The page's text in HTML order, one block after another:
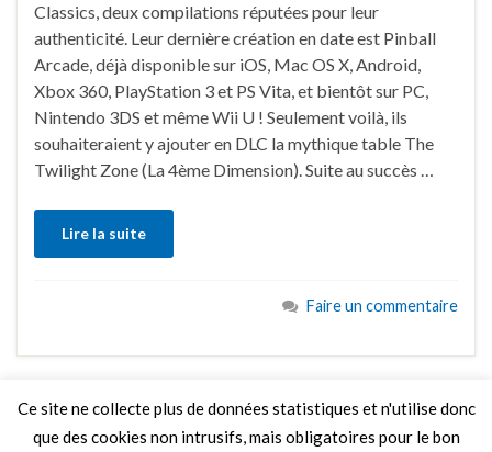
Classics, deux compilations réputées pour leur
authenticité. Leur dernière création en date est Pinball
Arcade, déjà disponible sur iOS, Mac OS X, Android,
Xbox 360, PlayStation 3 et PS Vita, et bientôt sur PC,
Nintendo 3DS et même Wii U ! Seulement voilà, ils
souhaiteraient y ajouter en DLC la mythique table The
Twilight Zone (La 4ème Dimension). Suite au succès …
Lire la suite
Faire un commentaire
LIRE PLUS
Ce site ne collecte plus de données statistiques et n'utilise donc
que des cookies non intrusifs, mais obligatoires pour le bon